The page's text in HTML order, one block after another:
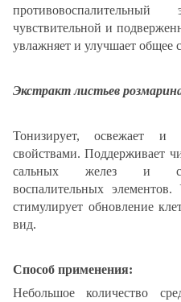
чувствительной и
увлажняет и улучшает общее
Экстракт листьев
Тонизирует, освежает и
свойствами. Поддерживает
сальных желез и
воспалительных
стимулирует обновление
вид.
Способ применения:
Небольшое количество